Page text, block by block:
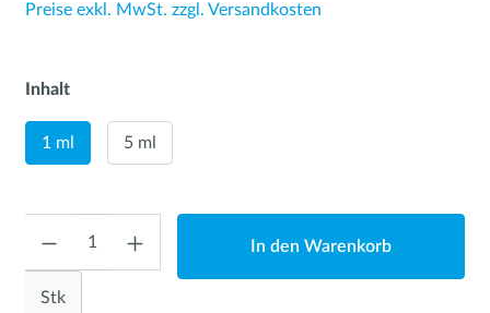
Preise exkl. MwSt. zzgl. Versandkosten
Inhalt
1 ml 5 ml
Stk
In den Warenkorb